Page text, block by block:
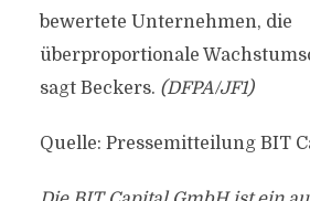
bewertete Unternehmen, die
überproportionale
sagt Beckers. (DFPA/JF1)
Quelle: Pressemitteilung BIT